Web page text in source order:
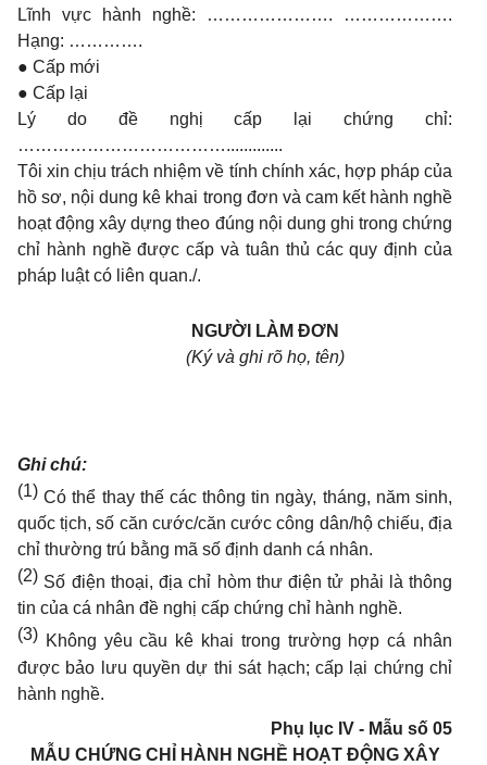
Lĩnh vực hành nghề: …………………. ……………….
Hạng: ………….
● Cấp mới
● Cấp lại
Lý do đề nghị cấp lại chứng chỉ:
……………………………….............
Tôi xin chịu trách nhiệm về tính chính xác, hợp pháp của
hồ sơ, nội dung kê khai trong đơn và cam kết hành nghề
hoạt động xây dựng theo đúng nội dung ghi trong chứng
chỉ hành nghề được cấp và tuân thủ các quy định của
pháp luật có liên quan./.
NGƯỜI LÀM ĐƠN
(Ký và ghi rõ họ, tên)
Ghi chú:
(1) Có thể thay thế các thông tin ngày, tháng, năm sinh,
quốc tịch, số căn cước/căn cước công dân/hộ chiếu, địa
chỉ thường trú bằng mã số định danh cá nhân.
(2) Số điện thoại, địa chỉ hòm thư điện tử phải là thông
tin của cá nhân đề nghị cấp chứng chỉ hành nghề.
(3) Không yêu cầu kê khai trong trường hợp cá nhân
được bảo lưu quyền dự thi sát hạch; cấp lại chứng chỉ
hành nghề.
Phụ lục IV - Mẫu số 05
MẪU CHỨNG CHỈ HÀNH NGHỀ HOẠT ĐỘNG XÂY